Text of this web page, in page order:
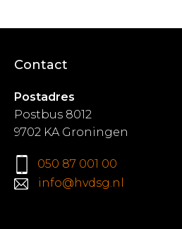
Contact
Postadres
Postbus 8012
9702 KA Groningen
050 87 001 00
info@hvdsg.nl